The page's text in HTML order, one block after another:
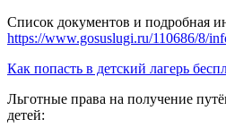
Список документов и подробная
https://www.gosuslugi.ru/110686/8/
Как попасть в детский лагерь
Льготные права на получение
детей: